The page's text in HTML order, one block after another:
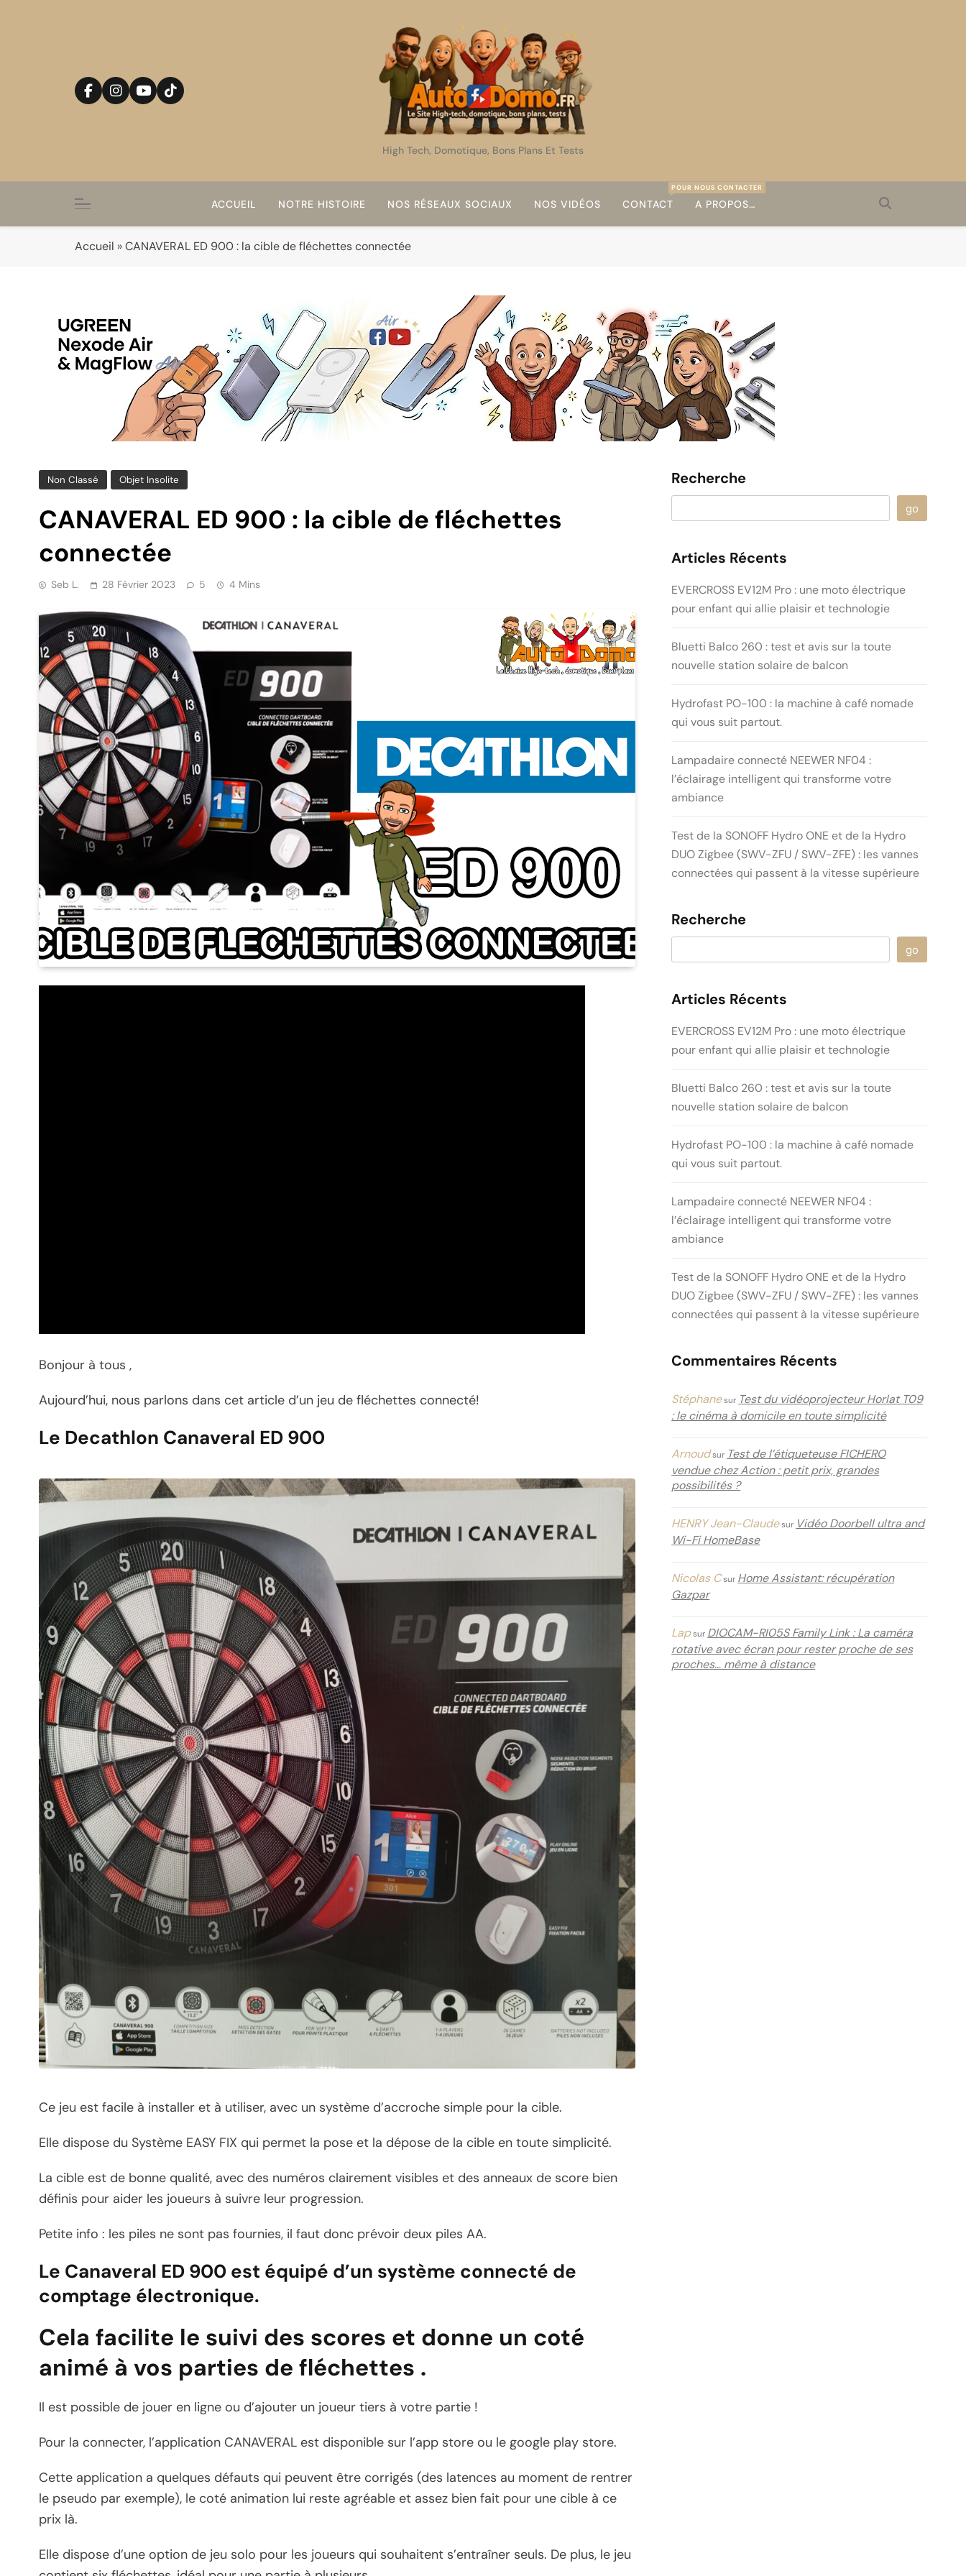
AutoDomo
High Tech, Domotique, Bons Plans Et Tests
ACCUEIL NOTRE HISTOIRE NOS RÉSEAUX SOCIAUX NOS VIDÉOS CONTACT
POUR NOUS CONTACTER
A PROPOS…
Accueil »CANAVERAL ED 900 : la cible de fléchettes connectée
Non Classé Objet Insolite
CANAVERAL ED 900 : la cible de fléchettes
connectée
Seb L. 28 Février 2023 5 4 Mins
Bonjour à tous ,
Aujourd’hui, nous parlons dans cet article d’un jeu de fléchettes connecté!
Le Decathlon Canaveral ED 900
Ce jeu est facile à installer et à utiliser, avec un système d’accroche simple pour la cible.
Elle dispose du Système EASY FIX qui permet la pose et la dépose de la cible en toute simplicité.
La cible est de bonne qualité, avec des numéros clairement visibles et des anneaux de score bien
définis pour aider les joueurs à suivre leur progression.
Petite info : les piles ne sont pas fournies, il faut donc prévoir deux piles AA.
Le Canaveral ED 900 est équipé d’un système connecté de
comptage électronique.
Cela facilite le suivi des scores et donne un coté
animé à vos parties de fléchettes .
Il est possible de jouer en ligne ou d’ajouter un joueur tiers à votre partie !
Pour la connecter, l’application CANAVERAL est disponible sur l’app store ou le google play store.
Cette application a quelques défauts qui peuvent être corrigés (des latences au moment de rentrer
le pseudo par exemple), le coté animation lui reste agréable et assez bien fait pour une cible à ce
prix là.
Elle dispose d’une option de jeu solo pour les joueurs qui souhaitent s’entraîner seuls. De plus, le jeu
Recherche
go
Articles Récents
EVERCROSS EV12M Pro : une moto électrique
pour enfant qui allie plaisir et technologie
Bluetti Balco 260 : test et avis sur la toute
nouvelle station solaire de balcon
Hydrofast PO-100 : la machine à café nomade
qui vous suit partout.
Lampadaire connecté NEEWER NF04 :
l’éclairage intelligent qui transforme votre
ambiance
Test de la SONOFF Hydro ONE et de la Hydro
DUO Zigbee (SWV-ZFU / SWV-ZFE) : les vannes
connectées qui passent à la vitesse supérieure
Recherche
go
Articles Récents
EVERCROSS EV12M Pro : une moto électrique
pour enfant qui allie plaisir et technologie
Bluetti Balco 260 : test et avis sur la toute
nouvelle station solaire de balcon
Hydrofast PO-100 : la machine à café nomade
qui vous suit partout.
Lampadaire connecté NEEWER NF04 :
l’éclairage intelligent qui transforme votre
ambiance
Test de la SONOFF Hydro ONE et de la Hydro
DUO Zigbee (SWV-ZFU / SWV-ZFE) : les vannes
connectées qui passent à la vitesse supérieure
Commentaires Récents
Stéphanesur Test du vidéoprojecteur Horlat T09
: le cinéma à domicile en toute simplicité
Arnoudsur Test de l’étiqueteuse FICHERO
vendue chez Action : petit prix, grandes
possibilités ?
HENRY Jean-Claudesur Vidéo Doorbell ultra and
Wi-Fi HomeBase
Nicolas Csur Home Assistant: récupération
Gazpar
Lapsur DIOCAM-RI05S Family Link : La caméra
rotative avec écran pour rester proche de ses
proches… même à distance